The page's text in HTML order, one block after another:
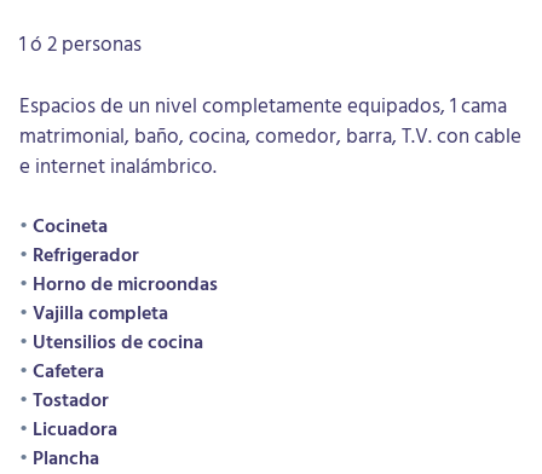
1 ó 2 personas
Espacios de un nivel completamente equipados, 1 cama
matrimonial, baño, cocina, comedor, barra, T.V. con cable
e internet inalámbrico.
Cocineta
Refrigerador
Horno de microondas
Vajilla completa
Utensilios de cocina
Cafetera
Tostador
Licuadora
Plancha